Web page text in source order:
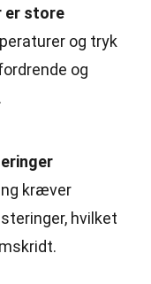
er store
og tryk
og
kræver
hvilket